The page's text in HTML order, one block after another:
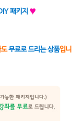
패키지 ♥
무료로 드리는 상품입니